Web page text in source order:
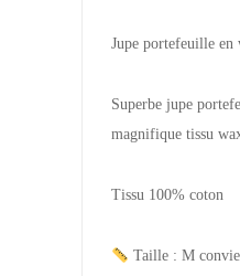
Jupe portefeuille
Superbe jupe
magnifique tissu
Tissu 100% coton
Taille : M